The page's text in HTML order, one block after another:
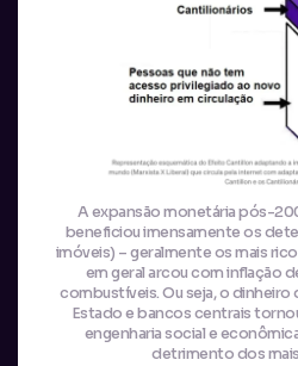
A expansão monetária pós-
beneficiou imensamente os
imóveis) – geralmente os mais
em geral arcou com inflação
combustíveis. Ou seja, o
Estado e bancos centrais
engenharia social e
detrimento dos